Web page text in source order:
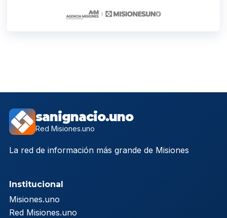
sanignacio.uno
Red Misiones.uno
La red de información más grande de Misiones
Institucional
Misiones.uno
Red Misiones.uno